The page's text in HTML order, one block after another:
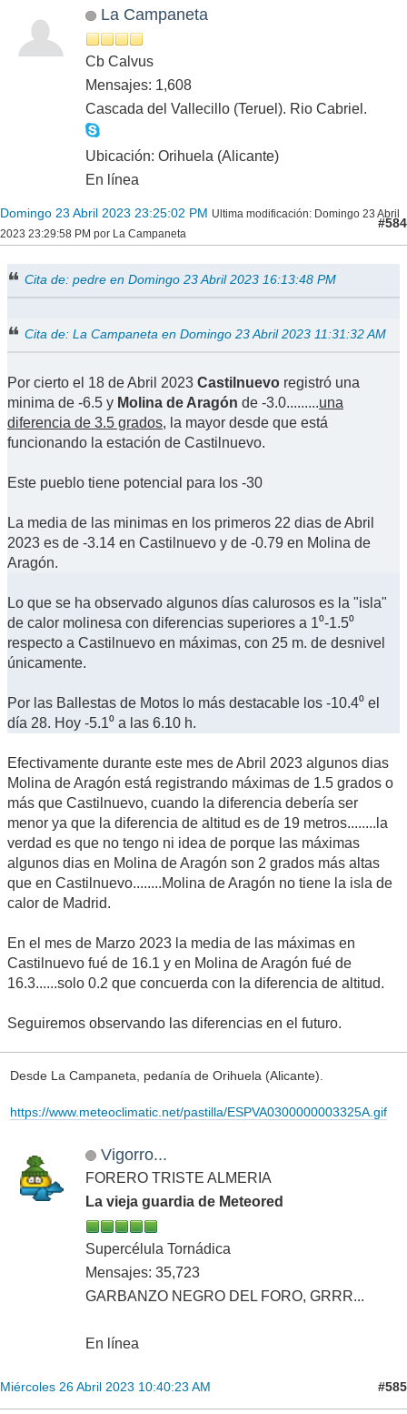
La Campaneta
Cb Calvus
Mensajes: 1,608
Cascada del Vallecillo (Teruel). Rio Cabriel.
Ubicación: Orihuela (Alicante)
En línea
Domingo 23 Abril 2023 23:25:02 PM Ultima modificación: Domingo 23 Abril
2023 23:29:58 PM por La Campaneta
#584
Cita de: pedre en Domingo 23 Abril 2023 16:13:48 PM
Cita de: La Campaneta en Domingo 23 Abril 2023 11:31:32 AM
Por cierto el 18 de Abril 2023 Castilnuevo registró una
minima de -6.5 y Molina de Aragón de -3.0.........una
diferencia de 3.5 grados, la mayor desde que está
funcionando la estación de Castilnuevo.
Este pueblo tiene potencial para los -30
La media de las minimas en los primeros 22 dias de Abril
2023 es de -3.14 en Castilnuevo y de -0.79 en Molina de
Aragón.
Lo que se ha observado algunos días calurosos es la "isla"
de calor molinesa con diferencias superiores a 1⁰-1.5⁰
respecto a Castilnuevo en máximas, con 25 m. de desnivel
únicamente.
Por las Ballestas de Motos lo más destacable los -10.4⁰ el
día 28. Hoy -5.1⁰ a las 6.10 h.
Efectivamente durante este mes de Abril 2023 algunos dias
Molina de Aragón está registrando máximas de 1.5 grados o
más que Castilnuevo, cuando la diferencia debería ser
menor ya que la diferencia de altitud es de 19 metros........la
verdad es que no tengo ni idea de porque las máximas
algunos dias en Molina de Aragón son 2 grados más altas
que en Castilnuevo........Molina de Aragón no tiene la isla de
calor de Madrid.
En el mes de Marzo 2023 la media de las máximas en
Castilnuevo fué de 16.1 y en Molina de Aragón fué de
16.3......solo 0.2 que concuerda con la diferencia de altitud.
Seguiremos observando las diferencias en el futuro.
Desde La Campaneta, pedanía de Orihuela (Alicante).
https://www.meteoclimatic.net/pastilla/ESPVA0300000003325A.gif
Vigorro...
FORERO TRISTE ALMERIA
La vieja guardia de Meteored
Supercélula Tornádica
Mensajes: 35,723
GARBANZO NEGRO DEL FORO, GRRR...
En línea
Miércoles 26 Abril 2023 10:40:23 AM #585